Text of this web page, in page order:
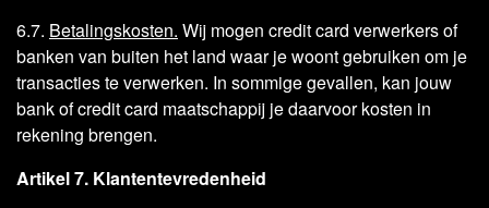
6.7. Betalingskosten. Wij mogen credit card verwerkers of
banken van buiten het land waar je woont gebruiken om je
transacties te verwerken. In sommige gevallen, kan jouw
bank of credit card maatschappij je daarvoor kosten in
rekening brengen.
Artikel 7. Klantentevredenheid